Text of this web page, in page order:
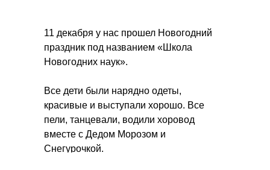
11 декабря у нас прошел Новогодний
праздник под названием «Школа
Новогодних наук».
Все дети были нарядно одеты,
красивые и выступали хорошо. Все
пели, танцевали, водили хоровод
вместе с Дедом Морозом и
Снегурочкой.